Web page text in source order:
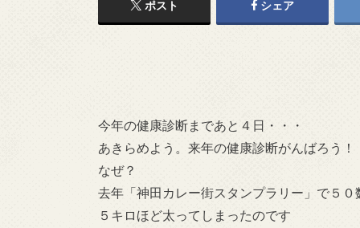
ポスト シェア
今年の健康診断まであと４日・・・
あきらめよう。来年の健康診断がんばろう！
なぜ？
去年「神田カレー街スタンプラリー」で５０
５キロほど太ってしまったのです